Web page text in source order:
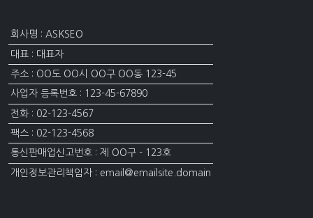
회사명 : ASKSEO
대표 : 대표자
주소 : OO도 OO시 OO구 OO동 123-45
사업자 등록번호 : 123-45-67890
전화 : 02-123-4567
팩스 : 02-123-4568
통신판매업신고번호 : 제 OO구 - 123호
개인정보관리책임자 : email@emailsite.domain